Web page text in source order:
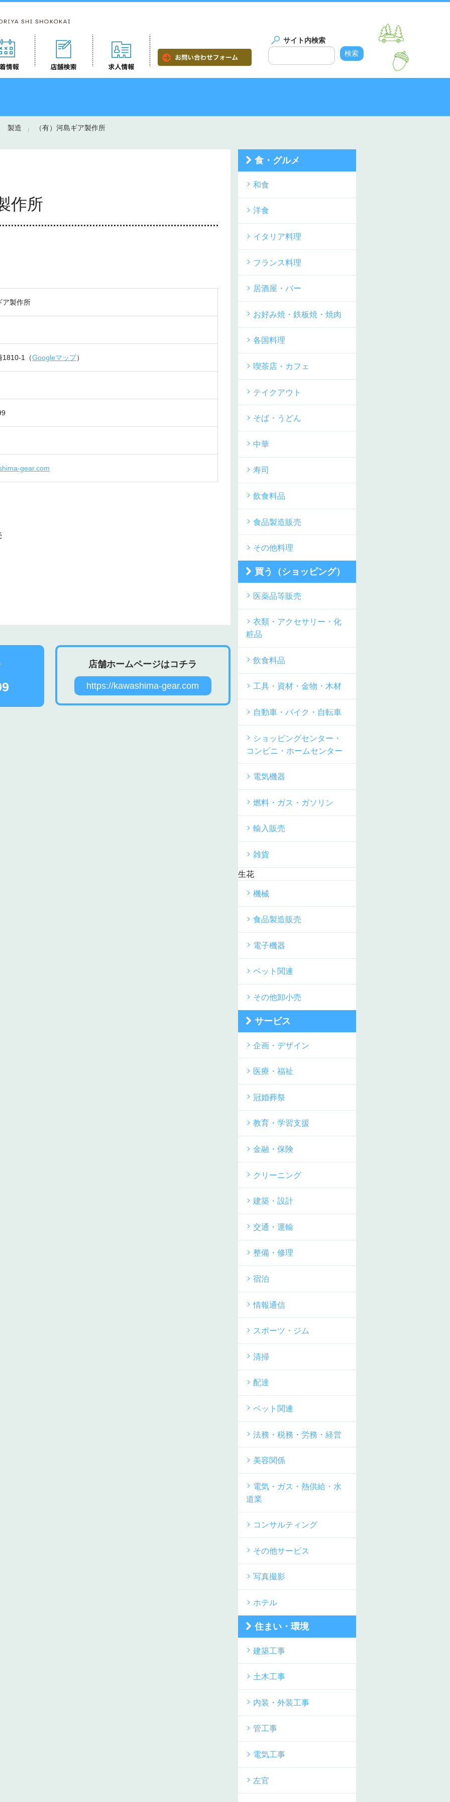
サイト内検索
製造 （有）河島ギア製作所
作所
ア製作所
1810-1（Googleマップ）
gear.com
店舗ホームページはコチラ
https://kawashima-gear.com
食・グルメ
和食
洋食
イタリア料理
フランス料理
居酒屋・バー
お好み焼・鉄板焼・焼肉
各国料理
喫茶店・カフェ
テイクアウト
そば・うどん
中華
寿司
飲食料品
食品製造販売
その他料理
買う（ショッピング）
医薬品等販売
衣類・アクセサリー・化
粧品
飲食料品
工具・資材・金物・木材
自動車・バイク・自転車
ショッピングセンター・
コンビニ・ホームセンター
電気機器
燃料・ガス・ガソリン
輸入販売
雑貨
生花
機械
食品製造販売
電子機器
ペット関連
その他卸小売
サービス
企画・デザイン
医療・福祉
冠婚葬祭
教育・学習支援
金融・保険
クリーニング
建築・設計
交通・運輸
整備・修理
宿泊
情報通信
スポーツ・ジム
清掃
配達
ペット関連
法務・税務・労務・経営
美容関係
電気・ガス・熱供給・水
道業
コンサルティング
その他サービス
写真撮影
ホテル
住まい・環境
建築工事
土木工事
内装・外装工事
管工事
電気工事
左官